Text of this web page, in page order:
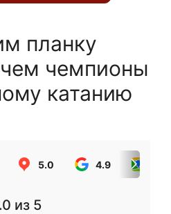
планку
чемпионы
катанию
5.0 4.9
из 5